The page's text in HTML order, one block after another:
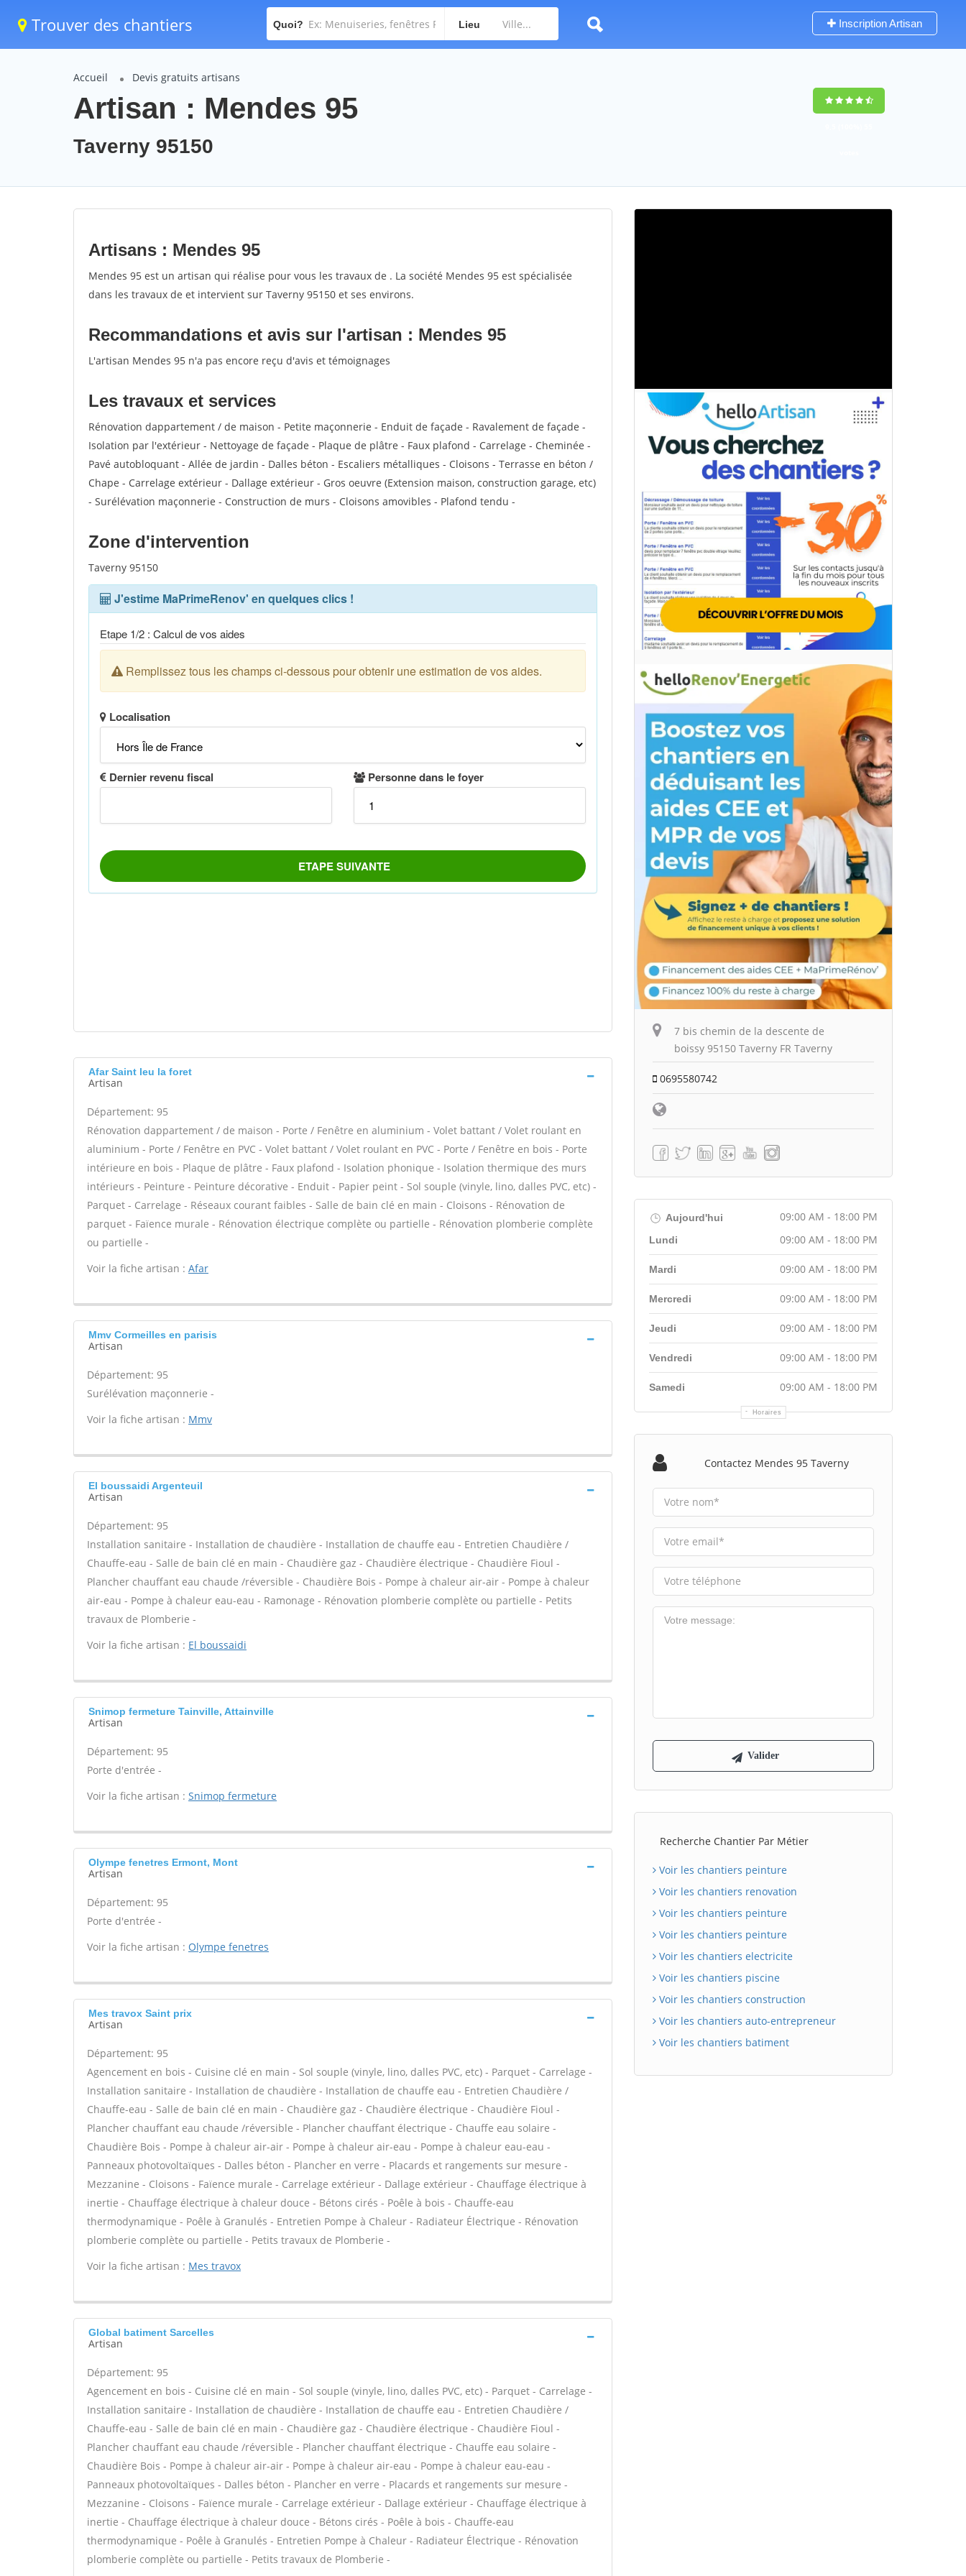
Trouver des chantiers Quoi? Lieu Inscription Artisan
Accueil Devis gratuits artisans
Artisan : Mendes 95
Taverny 95150
Artisans : Mendes 95
Mendes 95 est un artisan qui réalise pour vous les travaux de . La société Mendes 95 est spécialisée
dans les travaux de et intervient sur Taverny 95150 et ses environs.
Recommandations et avis sur l'artisan : Mendes 95
L'artisan Mendes 95 n'a pas encore reçu d'avis et témoignages
Les travaux et services
Rénovation dappartement / de maison - Petite maçonnerie - Enduit de façade - Ravalement de façade -
Isolation par l'extérieur - Nettoyage de façade - Plaque de plâtre - Faux plafond - Carrelage - Cheminée -
Pavé autobloquant - Allée de jardin - Dalles béton - Escaliers métalliques - Cloisons - Terrasse en béton /
Chape - Carrelage extérieur - Dallage extérieur - Gros oeuvre (Extension maison, construction garage, etc)
- Surélévation maçonnerie - Construction de murs - Cloisons amovibles - Plafond tendu -
Zone d'intervention
Taverny 95150
Afar Saint leu la foret
Artisan
Département: 95
Rénovation dappartement / de maison - Porte / Fenêtre en aluminium - Volet battant / Volet roulant en
aluminium - Porte / Fenêtre en PVC - Volet battant / Volet roulant en PVC - Porte / Fenêtre en bois - Porte
intérieure en bois - Plaque de plâtre - Faux plafond - Isolation phonique - Isolation thermique des murs
intérieurs - Peinture - Peinture décorative - Enduit - Papier peint - Sol souple (vinyle, lino, dalles PVC, etc) -
Parquet - Carrelage - Réseaux courant faibles - Salle de bain clé en main - Cloisons - Rénovation de
parquet - Faïence murale - Rénovation électrique complète ou partielle - Rénovation plomberie complète
ou partielle -
Voir la fiche artisan : Afar
Mmv Cormeilles en parisis
Artisan
Département: 95
Surélévation maçonnerie -
Voir la fiche artisan : Mmv
El boussaidi Argenteuil
Artisan
Département: 95
Installation sanitaire - Installation de chaudière - Installation de chauffe eau - Entretien Chaudière /
Chauffe-eau - Salle de bain clé en main - Chaudière gaz - Chaudière électrique - Chaudière Fioul -
Plancher chauffant eau chaude /réversible - Chaudière Bois - Pompe à chaleur air-air - Pompe à chaleur
air-eau - Pompe à chaleur eau-eau - Ramonage - Rénovation plomberie complète ou partielle - Petits
travaux de Plomberie -
Voir la fiche artisan : El boussaidi
Snimop fermeture Tainville, Attainville
Artisan
Département: 95
Porte d'entrée -
Voir la fiche artisan : Snimop fermeture
Olympe fenetres Ermont, Mont
Artisan
Département: 95
Porte d'entrée -
Voir la fiche artisan : Olympe fenetres
Mes travox Saint prix
Artisan
Département: 95
Agencement en bois - Cuisine clé en main - Sol souple (vinyle, lino, dalles PVC, etc) - Parquet - Carrelage -
Installation sanitaire - Installation de chaudière - Installation de chauffe eau - Entretien Chaudière /
Chauffe-eau - Salle de bain clé en main - Chaudière gaz - Chaudière électrique - Chaudière Fioul -
Plancher chauffant eau chaude /réversible - Plancher chauffant électrique - Chauffe eau solaire -
Chaudière Bois - Pompe à chaleur air-air - Pompe à chaleur air-eau - Pompe à chaleur eau-eau -
Panneaux photovoltaïques - Dalles béton - Plancher en verre - Placards et rangements sur mesure -
Mezzanine - Cloisons - Faïence murale - Carrelage extérieur - Dallage extérieur - Chauffage électrique à
inertie - Chauffage électrique à chaleur douce - Bétons cirés - Poêle à bois - Chauffe-eau
thermodynamique - Poêle à Granulés - Entretien Pompe à Chaleur - Radiateur Électrique - Rénovation
plomberie complète ou partielle - Petits travaux de Plomberie -
Voir la fiche artisan : Mes travox
Global batiment Sarcelles
Artisan
Département: 95
Agencement en bois - Cuisine clé en main - Sol souple (vinyle, lino, dalles PVC, etc) - Parquet - Carrelage -
Installation sanitaire - Installation de chaudière - Installation de chauffe eau - Entretien Chaudière /
Chauffe-eau - Salle de bain clé en main - Chaudière gaz - Chaudière électrique - Chaudière Fioul -
Plancher chauffant eau chaude /réversible - Plancher chauffant électrique - Chauffe eau solaire -
Chaudière Bois - Pompe à chaleur air-air - Pompe à chaleur air-eau - Pompe à chaleur eau-eau -
Panneaux photovoltaïques - Dalles béton - Plancher en verre - Placards et rangements sur mesure -
Mezzanine - Cloisons - Faïence murale - Carrelage extérieur - Dallage extérieur - Chauffage électrique à
inertie - Chauffage électrique à chaleur douce - Bétons cirés - Poêle à bois - Chauffe-eau
thermodynamique - Poêle à Granulés - Entretien Pompe à Chaleur - Radiateur Électrique - Rénovation
plomberie complète ou partielle - Petits travaux de Plomberie -
7 bis chemin de la descente de
boissy 95150 Taverny FR Taverny
0695580742
Aujourd'hui 09:00 AM - 18:00 PM
Horaires
Lundi 09:00 AM - 18:00 PM
Mardi 09:00 AM - 18:00 PM
Mercredi 09:00 AM - 18:00 PM
Jeudi 09:00 AM - 18:00 PM
Vendredi 09:00 AM - 18:00 PM
Samedi 09:00 AM - 18:00 PM
Contactez Mendes 95 Taverny
Recherche Chantier Par Métier
Voir les chantiers peinture
Voir les chantiers renovation
Voir les chantiers peinture
Voir les chantiers peinture
Voir les chantiers electricite
Voir les chantiers piscine
Voir les chantiers construction
Voir les chantiers auto-entrepreneur
Voir les chantiers batiment